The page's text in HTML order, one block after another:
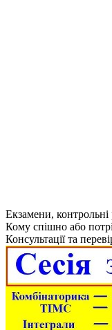
Екзамени,
Кому спішно або
Консультації та